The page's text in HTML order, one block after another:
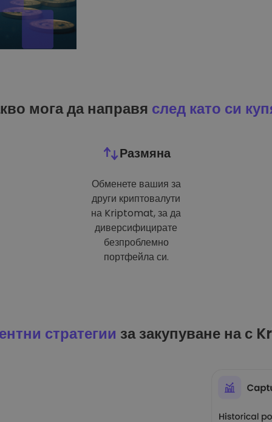
мога да направя след като си
Размяна
Обменете вашия за
други криптовалути
на Kriptomat, за да
диверсифицирате
безпроблемно
портфейла си.
стратегии за закупуване на с